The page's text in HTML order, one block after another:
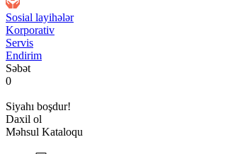
Sosial layihələr
Korporativ
Servis
Endirim
Səbət
0
Siyahı boşdur!
Daxil ol
Məhsul Kataloqu